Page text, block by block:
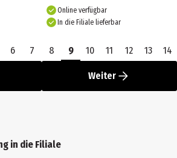
Online verfügbar
In die Filiale lieferbar
6 7 8 9 10 11 12 13 14
Weiter
in die Filiale